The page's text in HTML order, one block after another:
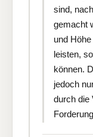
sind,
gemacht
und
leisten,
können.
jedoch
durch die